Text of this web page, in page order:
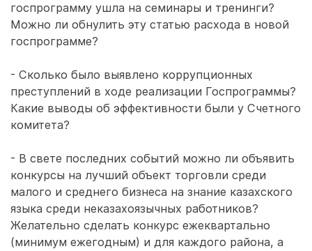
госпрограмму ушла на семинары и тренинги?
Можно ли обнулить эту статью расхода в новой
госпрограмме?
- Сколько было выявлено коррупционных
преступлений в ходе реализации Госпрограммы?
Какие выводы об эффективности были у Счетного
комитета?
- В свете последних событий можно ли объявить
конкурсы на лучший объект торговли среди
малого и среднего бизнеса на знание казахского
языка среди неказахоязычных работников?
Желательно сделать конкурс ежеквартально
(минимум ежегодным) и для каждого района, а